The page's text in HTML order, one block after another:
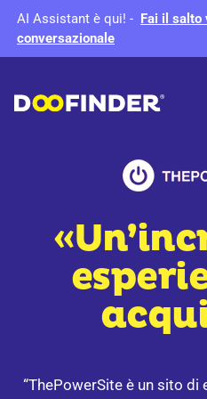
AI Assistant è qui! - Fai il salto
conversazionale
“ThePowerSite è un sito